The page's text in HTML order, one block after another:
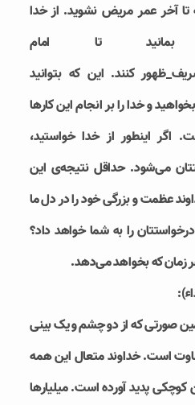
تا آخر عمر مریض نشوید. از خدا
بمانید تا امام
کنند. این که بتوانید
و خدا را بر انجام این کارها
اگر اینطور از خدا خواستید،
می‌شود. حداقل نتیجه‌ی این
عظمت و بزرگی خود را در دل ما
را به شما خواهد داد؟
زمان که بخواهد می‌دهد.
صورتی که از دو چشم و یک بینی
است. خداوند متعال این همه
کوچکی پدید آورده است. میلیارها